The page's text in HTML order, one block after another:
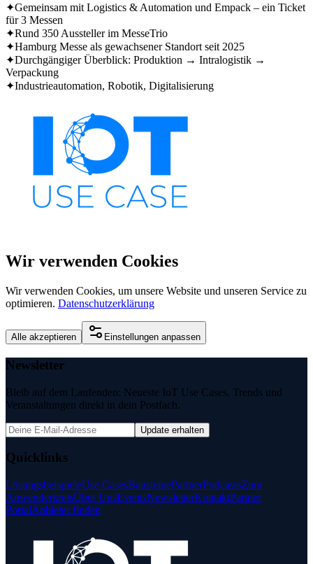
✦Gemeinsam mit Logistics & Automation und Empack – ein Ticket
für 3 Messen
✦Rund 350 Aussteller im MesseTrio
✦Hamburg Messe als gewachsener Standort seit 2025
✦Durchgängiger Überblick: Produktion → Intralogistik →
Verpackung
✦Industrieautomation, Robotik, Digitalisierung
Wir verwenden Cookies
Wir verwenden Cookies, um unsere Website und unseren Service zu
optimieren. Datenschutzerklärung
Alle akzeptieren Einstellungen anpassen
Newsletter
Bleib auf dem Laufenden: Neueste IoT Use Cases, Trends und
Veranstaltungen direkt in dein Postfach.
Update erhalten
Quicklinks
LösungsbeispieleUse CasesBausteinePartnerPodcastsZum
AnwenderkreisÜber UnsEventsNewsletterKontaktPartner
PortalAnbieter finden